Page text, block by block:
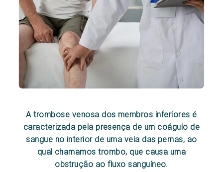
A trombose venosa dos membros inferiores é
caracterizada pela presença de um coágulo de
sangue no interior de uma veia das pernas, ao
qual chamamos trombo, que causa uma
obstrução ao fluxo sanguíneo.